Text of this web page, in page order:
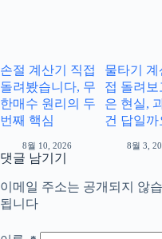
손절 계산기 직접
돌려봤습니다, 무
한매수 원리의 두
번째 핵심
8월 10, 2026
물타기 계
접 돌려
은 현실,
건 답일까
8월 3,
댓글 남기기
이메일 주소는 공개되지 않
됩니다